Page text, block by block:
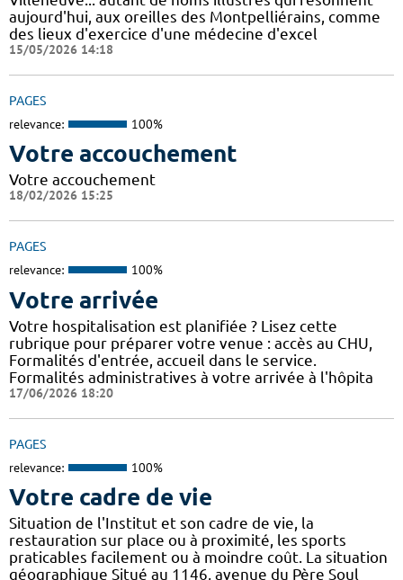
aujourd'hui, aux oreilles des Montpelliérains, comme
des lieux d'exercice d'une médecine d'excel
15/05/2026 14:18
PAGES
relevance: 100%
Votre accouchement
Votre accouchement
18/02/2026 15:25
PAGES
relevance: 100%
Votre arrivée
Votre hospitalisation est planifiée ? Lisez cette
rubrique pour préparer votre venue : accès au CHU,
Formalités d'entrée, accueil dans le service.
Formalités administratives à votre arrivée à l'hôpita
17/06/2026 18:20
PAGES
relevance: 100%
Votre cadre de vie
Situation de l'Institut et son cadre de vie, la
restauration sur place ou à proximité, les sports
praticables facilement ou à moindre coût. La situation
géographique Situé au 1146, avenue du Père Soul